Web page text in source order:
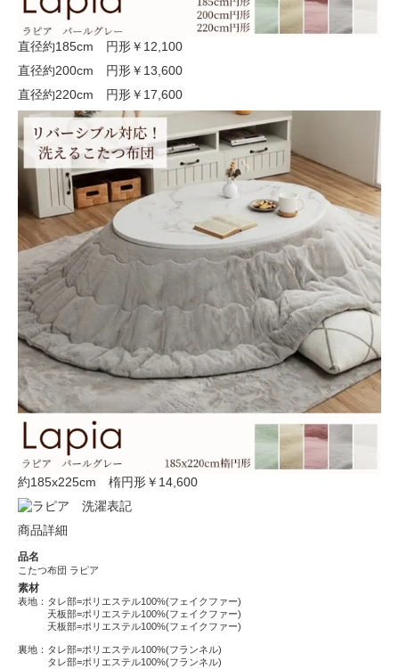
直径約185cm 円形￥12,100
直径約200cm 円形￥13,600
直径約220cm 円形￥17,600
約185x225cm 楕円形￥14,600
商品詳細
品名
こたつ布団 ラピア
素材
表地：タレ部=ポリエステル100%(フェイクファー)
天板部=ポリエステル100%(フェイクファー)
天板部=ポリエステル100%(フェイクファー)
裏地：タレ部=ポリエステル100%(フランネル)
タレ部=ポリエステル100%(フランネル)